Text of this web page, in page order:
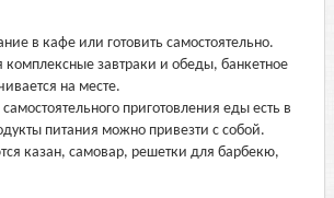
в кафе или готовить самостоятельно.
комплексные завтраки и обеды, банкетное
на месте.
приготовления еды есть в
питания можно привезти с собой.
казан, самовар, решетки для барбекю,